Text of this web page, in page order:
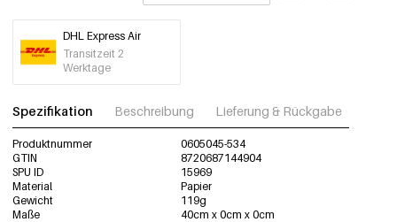
DHL Express Air
Transitzeit 2
Werktage
Spezifikation Beschreibung Lieferung & Rückgabe
Produktnummer
0605045-534
GTIN
8720687144904
SPU ID
15969
Material
Papier
Gewicht
119g
Maße
40cm x 0cm x 0cm